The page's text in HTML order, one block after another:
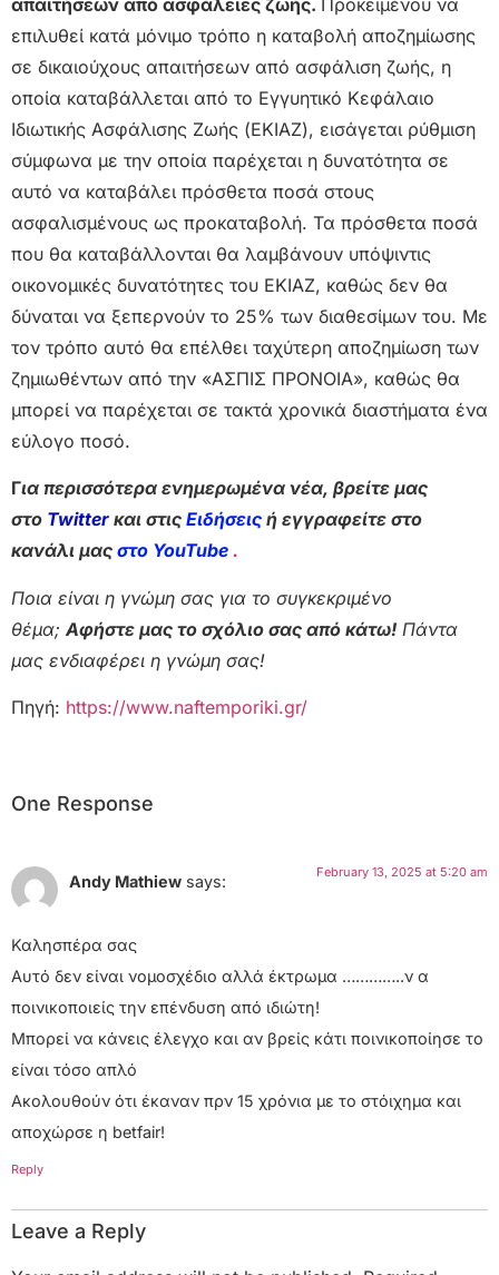
επιλυθεί κατά μόνιμο τρόπο η καταβολή αποζημίωσης
σε δικαιούχους απαιτήσεων από ασφάλιση ζωής, η
οποία καταβάλλεται από το Εγγυητικό Κεφάλαιο
Ιδιωτικής Ασφάλισης Ζωής (ΕΚΙΑΖ), εισάγεται ρύθμιση
σύμφωνα με την οποία παρέχεται η δυνατότητα σε
αυτό να καταβάλει πρόσθετα ποσά στους
ασφαλισμένους ως προκαταβολή. Τα πρόσθετα ποσά
που θα καταβάλλονται θα λαμβάνουν υπόψιντις
οικονομικές δυνατότητες του ΕΚΙΑΖ, καθώς δεν θα
δύναται να ξεπερνούν το 25% των διαθεσίμων του. Με
τον τρόπο αυτό θα επέλθει ταχύτερη αποζημίωση των
ζημιωθέντων από την «ΑΣΠΙΣ ΠΡΟΝΟΙΑ», καθώς θα
μπορεί να παρέχεται σε τακτά χρονικά διαστήματα ένα
εύλογο ποσό.
Για περισσότερα ενημερωμένα νέα, βρείτε μας
στο Twitter και στις Ειδήσεις ή εγγραφείτε στο
κανάλι μας στο YouTube .
Ποια είναι η γνώμη σας για το συγκεκριμένο
θέμα; Αφήστε μας το σχόλιο σας από κάτω! Πάντα
μας ενδιαφέρει η γνώμη σας!
Πηγή: https://www.naftemporiki.gr/
One Response
Andy Mathiew says: February 13, 2025 at 5:20 am
Καλησπέρα σας
Αυτό δεν είναι νομοσχέδιο αλλά έκτρωμα …………..ν α
ποινικοποιείς την επένδυση από ιδιώτη!
Μπορεί να κάνεις έλεγχο και αν βρείς κάτι ποινικοποίησε το
είναι τόσο απλό
Ακολουθούν ότι έκαναν πρν 15 χρόνια με το στόιχημα και
αποχώρσε η betfair!
Reply
Leave a Reply